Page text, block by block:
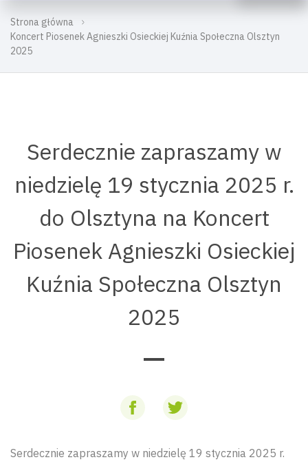
Strona główna
Koncert Piosenek Agnieszki Osieckiej Kuźnia Społeczna Olsztyn
2025
Serdecznie zapraszamy w
niedzielę 19 stycznia 2025 r.
do Olsztyna na Koncert
Piosenek Agnieszki Osieckiej
Kuźnia Społeczna Olsztyn
2025
Serdecznie zapraszamy w niedzielę 19 stycznia 2025 r.